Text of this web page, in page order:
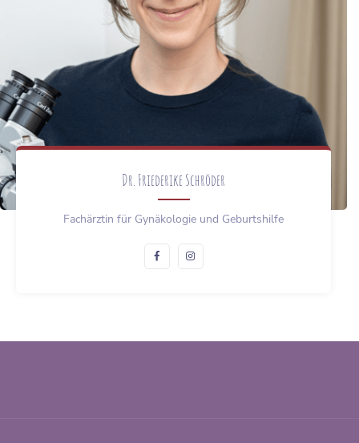
Dr. Friederike Schröder
Fachärztin für Gynäkologie und Geburtshilfe